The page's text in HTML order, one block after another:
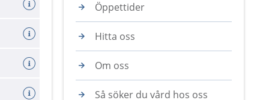
Öppettider
Hitta oss
Om oss
Så söker du vård hos oss